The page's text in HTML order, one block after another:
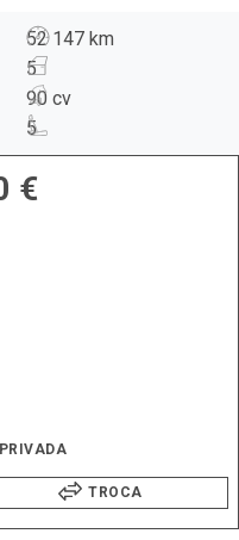
52 147 km
5
90 cv
5
€
TROCA